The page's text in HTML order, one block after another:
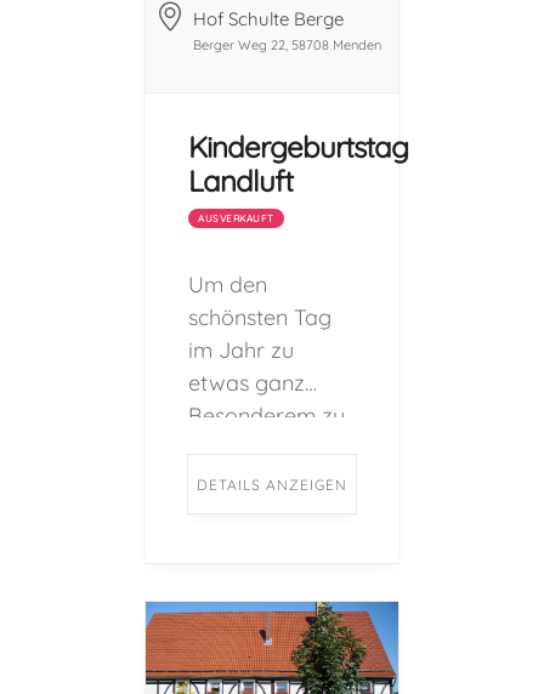
Hof Schulte Berge
Berger Weg 22, 58708 Menden
Kindergeburtstag
Landluft
AUSVERKAUFT
Um den
schönsten Tag
im Jahr zu
etwas ganz
Besonderem zu
der Hof Schulte-
Programme für
Kinder im Alter
von 5-12 Jahren
DETAILS ANZEIGEN